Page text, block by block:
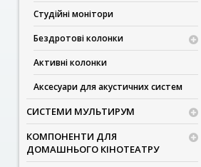
Студійні монітори
Бездротові колонки
Активні колонки
Аксесуари для акустичних систем
СИСТЕМИ МУЛЬТИРУМ
КОМПОНЕНТИ ДЛЯ
ДОМАШНЬОГО КІНОТЕАТРУ